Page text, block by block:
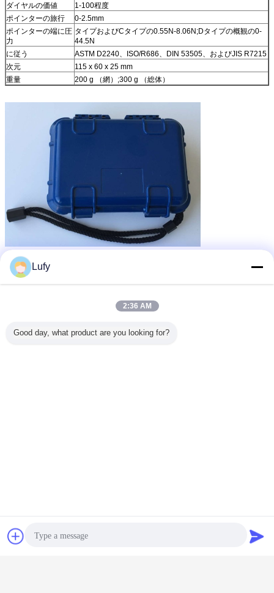
ダイヤルの価値
1-100程度
ポインターの旅行
0-2.5mm
ポインターの端に圧
力
タイプおよびCタイプの0.55N-8.06N;Dタイプの概観の0-
44.5N
に従う
ASTM D2240、ISO/R686、DIN 53505、およびJIS R7215
次元
115 x 60 x 25 mm
重量
200 g （網）;300 g （総体）
札:ゴム製硬度の試験機
デジタル ゴム製硬度のテスター
チャット
言語を変えて下さい
Lufy
2:36 AM
Good day, what product are you looking for?